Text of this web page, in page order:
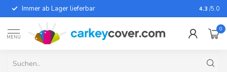
Immer ab Lager lieferbar Für fast
4.3 /5.0
MENU
0